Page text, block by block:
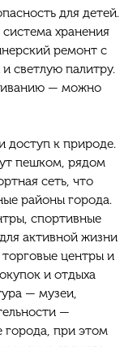
для детей.
хранения
ремонт с
светлую палитру.
— можно
доступ к природе.
пешком, рядом
сеть, что
районы города.
спортивные
активной жизни
центры и
и отдыха
— музеи,
—
города, при этом